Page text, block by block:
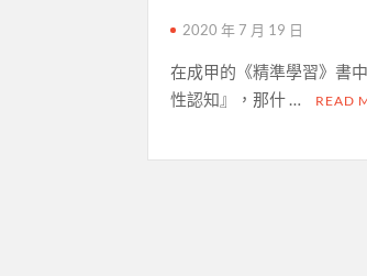
2020 年 7 月 19 日
在成甲的《精準學習》書
性認知』，那什 …
READ